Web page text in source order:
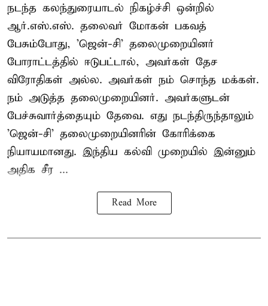
நடந்த கலந்துரையாடல் நிகழ்ச்சி ஒன்றில்
ஆர்.எஸ்.எஸ். தலைவர் மோகன் பகவத்
பேசும்போது, 'ஜென்-சி' தலைமுறையினர்
போராட்டத்தில் ஈடுபட்டால், அவர்கள் தேச
விரோதிகள் அல்ல. அவர்கள் நம் சொந்த மக்கள்.
நம் அடுத்த தலைமுறையினர். அவர்களுடன்
பேச்சுவார்த்தையும் தேவை. எது நடந்திருந்தாலும்
'ஜென்-சி' தலைமுறையினரின் கோரிக்கை
நியாயமானது. இந்திய கல்வி முறையில் இன்னும்
அதிக சீர ...
Read More